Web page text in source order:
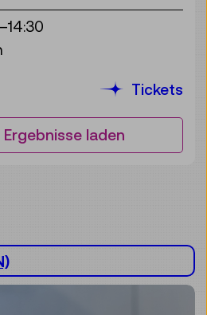
–14:30
Tickets
laden